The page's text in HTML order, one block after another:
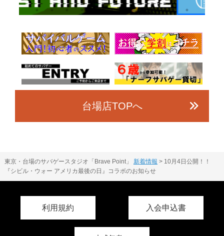
台場店TOPへ
東京・台場のサバゲースタジオ「Brave Point」 新着情報 > 10月4日公開！！
『シビル・ウォー アメリカ最後の日』コラボのお知らせ
利用規約 入会申込書